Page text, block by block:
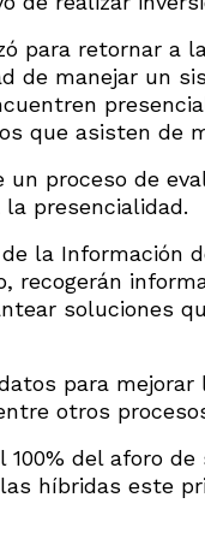
para retornar a
de manejar un
que asisten de
un proceso de
presencialidad.
la Información
recogerán
soluciones
para
otros
del aforo
híbridas este